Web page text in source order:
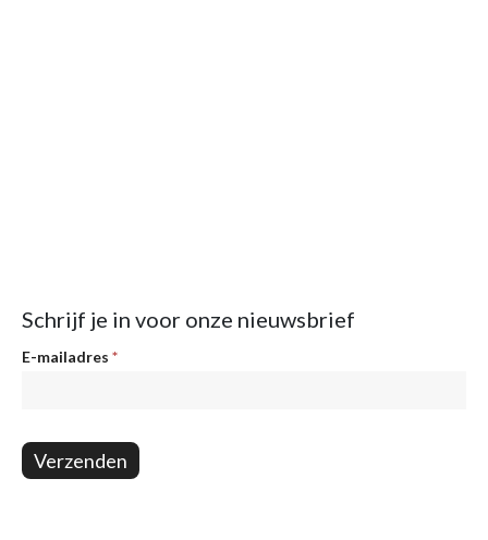
Schrijf je in voor onze nieuwsbrief
Nieuwsbrief
E-mailadres *
Verzenden